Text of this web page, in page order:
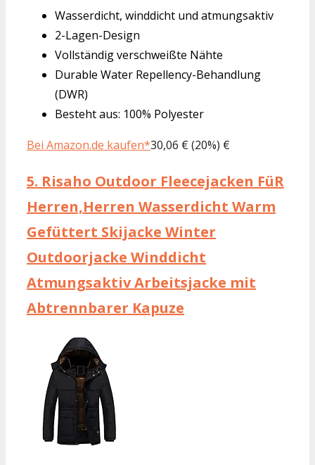
Wasserdicht, winddicht und atmungsaktiv
2-Lagen-Design
Vollständig verschweißte Nähte
Durable Water Repellency-Behandlung
(DWR)
Besteht aus: 100% Polyester
Bei Amazon.de kaufen*30,06 € (20%) €
5. Risaho Outdoor Fleecejacken FüR
Herren,Herren Wasserdicht Warm
Gefüttert Skijacke Winter
Outdoorjacke Winddicht
Atmungsaktiv Arbeitsjacke mit
Abtrennbarer Kapuze